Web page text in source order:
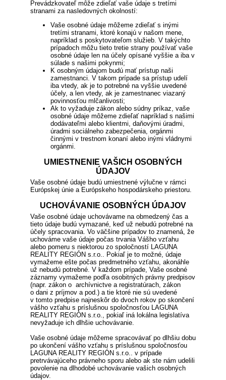
Prevádzkovateľ môže zdieľať vaše údaje s tretími
stranami za nasledovných okolností:
Vaše osobné údaje môžeme zdieľať s inými
tretími stranami, ktoré konajú v našom mene,
napríklad s poskytovateľom služieb. V takýchto
prípadoch môžu tieto tretie strany používať vaše
osobné údaje len na účely opísané vyššie a iba v
súlade s našimi pokynmi;
K osobným údajom budú mať prístup naši
zamestnanci. V takom prípade sa prístup udelí
iba vtedy, ak je to potrebné na vyššie uvedené
účely, a len vtedy, ak je zamestnanec viazaný
povinnosťou mlčanlivosti;
Ak to vyžaduje zákon alebo súdny príkaz, vaše
osobné údaje môžeme zdieľať napríklad s našimi
dodávateľmi alebo klientmi, daňovými úradmi,
úradmi sociálneho zabezpečenia, orgánmi
činnými v trestnom konaní alebo inými vládnymi
orgánmi.
UMIESTNENIE VAŠICH OSOBNÝCH
ÚDAJOV
Vaše osobné údaje budú umiestnené výlučne v rámci
Európskej únie a Európskeho hospodárskeho priestoru.
UCHOVÁVANIE OSOBNÝCH ÚDAJOV
Vaše osobné údaje uchovávame na obmedzený čas a
tieto údaje budú vymazané, keď už nebudú potrebné na
účely spracovania. Vo väčšine prípadov to znamená, že
uchováme vaše údaje počas trvania Vášho vzťahu
alebo pomeru s niektorou zo spoločností LAGUNA
REALITY REGIÓN s.r.o.. Pokiaľ je to možné, údaje
vymažeme ešte počas predmetného vzťahu, akonáhle
už nebudú potrebné. V každom prípade, Vaše osobné
záznamy vymažeme podľa osobitných právny predpisov
(napr. zákon o archívnictve a registratúrach, zákon
o dani z príjmov a pod.) a tie ktoré nie sú uvedené
v tomto predpise najneskôr do dvoch rokov po skončení
vášho vzťahu s príslušnou spoločnosťou LAGUNA
REALITY REGIÓN s.r.o., pokiaľ iná lokálna legislatíva
nevyžaduje ich dlhšie uchovávanie.
Vaše osobné údaje môžeme spracovávať po dlhšiu dobu
po ukončení vášho vzťahu s príslušnou spoločnosťou
LAGUNA REALITY REGIÓN s.r.o.. v prípade
pretrvávajúceho právneho sporu alebo ak ste nám udelili
povolenie na dlhodobé uchovávanie vašich osobných
údajov.